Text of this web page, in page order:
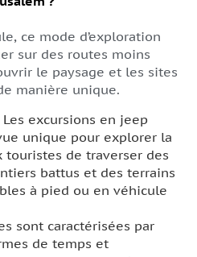
ce mode d’exploration
sur des routes moins
le paysage et les sites
manière unique.
excursions en jeep
unique pour explorer la
de traverser des
battus et des terrains
à pied ou en véhicule
sont caractérisées par
de temps et